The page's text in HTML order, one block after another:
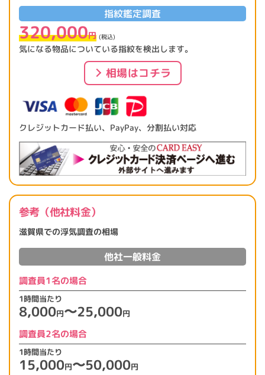
指紋鑑定調査
320,000円 (税込)
気になる物品についている指紋を検出します。
相場はコチラ
クレジットカード払い、PayPay、分割払い対応
参考（他社料金）
滋賀県での浮気調査の相場
他社一般料金
調査員1名の場合
1時間当たり
8,000円〜25,000円
調査員2名の場合
1時間当たり
15,000円〜50,000円